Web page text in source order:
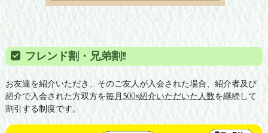
フレンド割・兄弟割!!
お友達を紹介いただき、そのご友人が入会された場合、紹介者及び
紹介で入会された方双方を毎月500×紹介いただいた人数を継続して
割引する制度です。